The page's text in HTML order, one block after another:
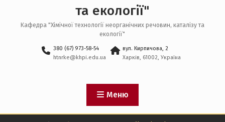
та екології"
Кафедра "Хімічної технології неорганічних речовин, каталізу та
екології"
380 (67) 973-58-54
htnrke@khpi.edu.ua
вул. Кирпичова, 2
Харків, 61002, Україна
Меню